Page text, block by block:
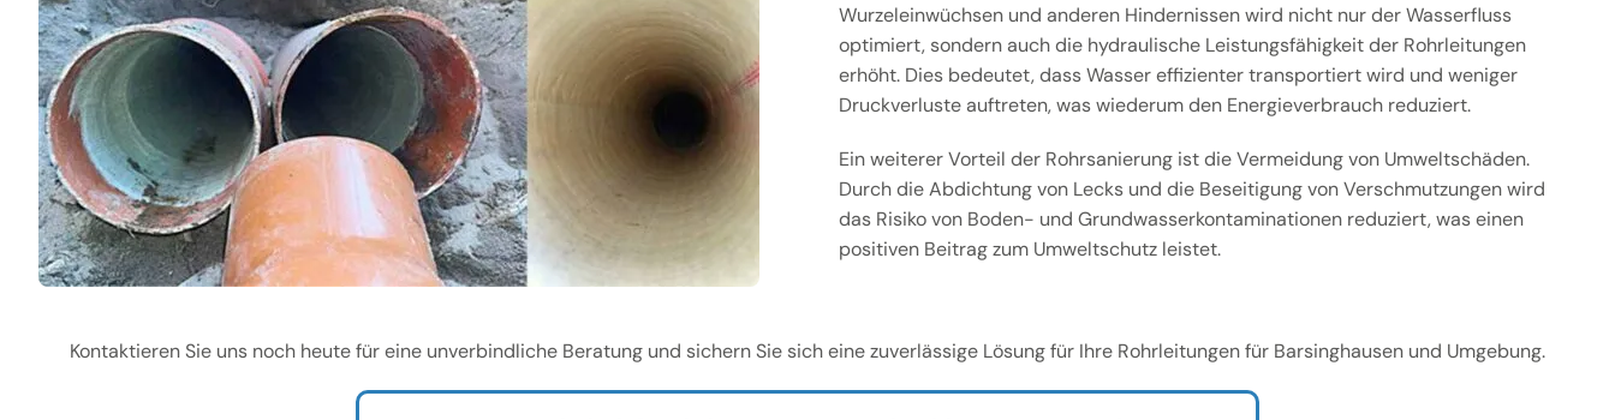
Wurzeleinwüchsen und anderen Hindernissen wird nicht nur der Wasserfluss
optimiert, sondern auch die hydraulische Leistungsfähigkeit der Rohrleitungen
erhöht. Dies bedeutet, dass Wasser effizienter transportiert wird und weniger
Druckverluste auftreten, was wiederum den Energieverbrauch reduziert.
Ein weiterer Vorteil der Rohrsanierung ist die Vermeidung von Umweltschäden.
Durch die Abdichtung von Lecks und die Beseitigung von Verschmutzungen wird
das Risiko von Boden- und Grundwasserkontaminationen reduziert, was einen
positiven Beitrag zum Umweltschutz leistet.
Kontaktieren Sie uns noch heute für eine unverbindliche Beratung und sichern Sie sich eine zuverlässige Lösung für Ihre Rohrleitungen für Barsinghausen und Umgebung.